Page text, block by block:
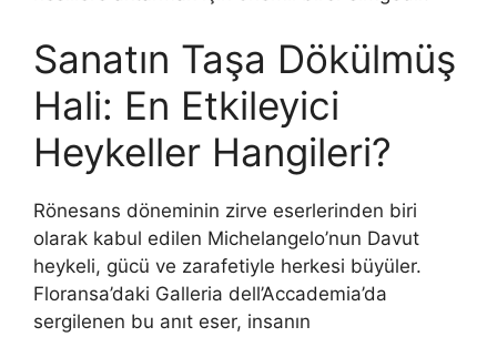
Sanatın Taşa Dökülmüş
Hali: En Etkileyici
Heykeller Hangileri?
Rönesans döneminin zirve eserlerinden biri
olarak kabul edilen Michelangelo’nun Davut
heykeli, gücü ve zarafetiyle herkesi büyüler.
Floransa’daki Galleria dell’Accademia’da
sergilenen bu anıt eser, insanın